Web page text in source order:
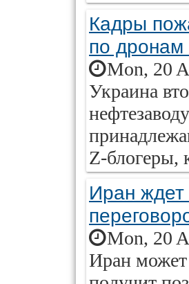
Кадры
по дронам
Mon, 20
Украина
Z-блогеры,
Иран ждет
Mon, 20
Иран может